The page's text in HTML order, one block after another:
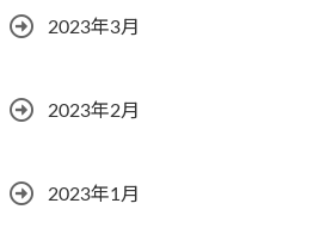
2023年3月
2023年2月
2023年1月